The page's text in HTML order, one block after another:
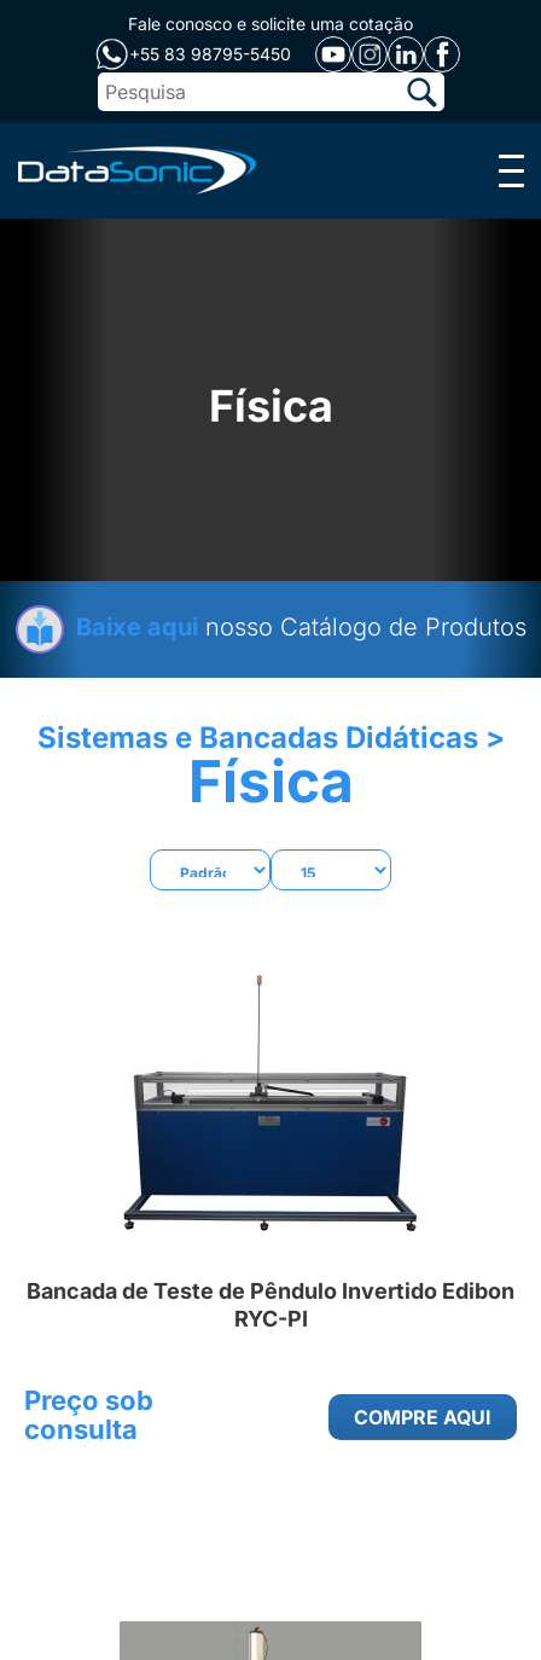
Fale conosco e solicite uma cotação
+55 83 98795-5450
Menu
Física
Baixe aqui nosso Catálogo de Produtos
Sistemas e Bancadas Didáticas>
Física
Bancada de Teste de Pêndulo Invertido Edibon
RYC-PI
Preço sob
consulta
COMPRE AQUI